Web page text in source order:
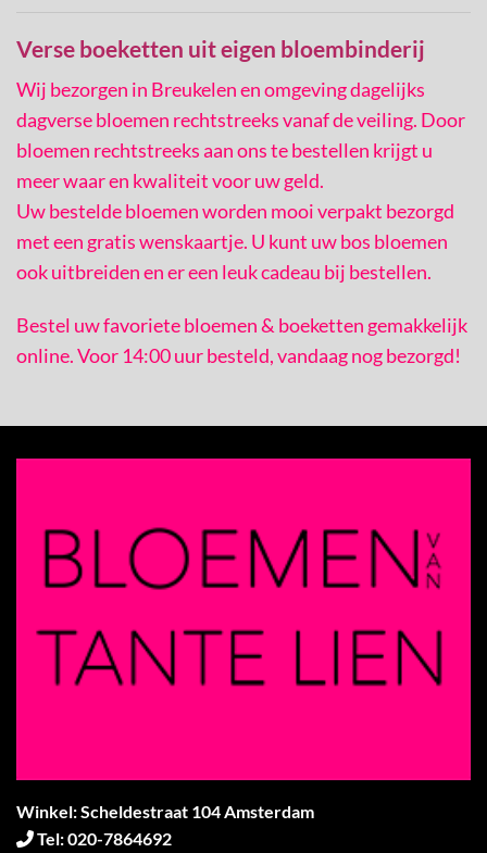
Verse boeketten uit eigen bloembinderij
Wij bezorgen in Breukelen en omgeving dagelijks
dagverse bloemen rechtstreeks vanaf de veiling. Door
bloemen rechtstreeks aan ons te bestellen krijgt u
meer waar en kwaliteit voor uw geld.
Uw bestelde bloemen worden mooi verpakt bezorgd
met een gratis wenskaartje. U kunt uw bos bloemen
ook uitbreiden en er een leuk cadeau bij bestellen.
Bestel uw favoriete bloemen & boeketten gemakkelijk
online. Voor 14:00 uur besteld, vandaag nog bezorgd!
Winkel: Scheldestraat 104 Amsterdam
Tel: 020-7864692